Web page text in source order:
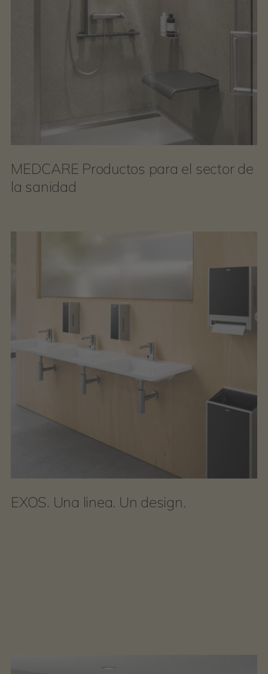
MEDCARE Productos para el sector de
la sanidad
EXOS. Una linea. Un design.